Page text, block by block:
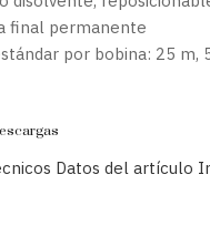
final permanente
por bobina: 25 m,
Datos del artículo